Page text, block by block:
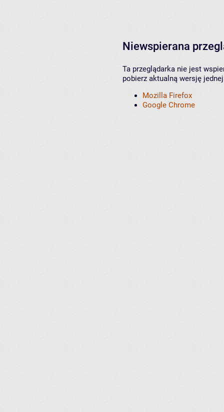
Niewspierana
Ta przeglądarka nie jest
pobierz aktualną wersję
Mozilla Firefox
Google Chrome